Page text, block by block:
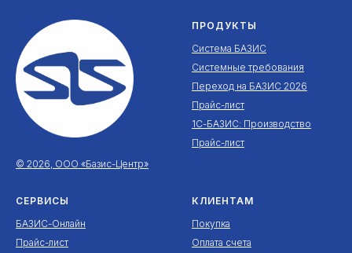
© 2026, ООО «Базис-Центр»
ПРОДУКТЫ
Система БАЗИС
Системные требования
Переход на БАЗИС 2026
Прайс-лист
1С-БАЗИС: Производство
Прайс-лист
СЕРВИСЫ
БАЗИС-Онлайн
Прайс-лист
КЛИЕНТАМ
Покупка
Оплата счета